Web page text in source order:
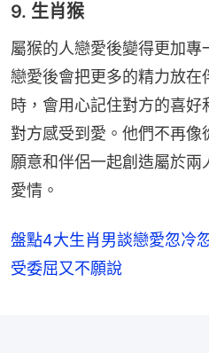
9. 生肖猴
屬猴的人戀愛後變得更加專
戀愛後會把更多的精力放
時，會用心記住對方的喜
對方感受到愛。他們不再像
願意和伴侶一起創造屬於
愛情。
盤點4大生肖男談戀愛忽冷
受委屈又不願說